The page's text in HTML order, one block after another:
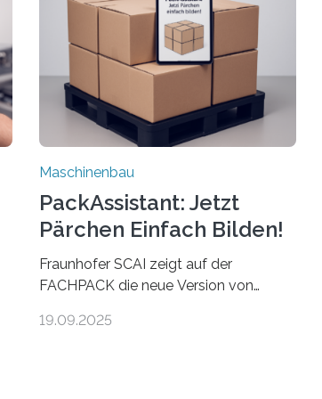
Maschinenbau
PackAssistant: Jetzt
Pärchen Einfach Bilden!
Fraunhofer SCAI zeigt auf der
FACHPACK die neue Version von
weltweit nutzen die Software in den
19.09.2025